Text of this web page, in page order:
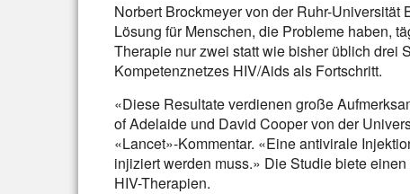
Norbert Brockmeyer von der Ruhr-
Lösung für Menschen, die Probleme haben,
Therapie nur zwei statt wie bisher üblich drei
Kompetenznetzes HIV/Aids als Fortschritt.
«Diese Resultate verdienen große
of Adelaide und David Cooper von der
«Lancet»-Kommentar. «Eine antivirale
injiziert werden muss.» Die Studie biete
HIV-Therapien.